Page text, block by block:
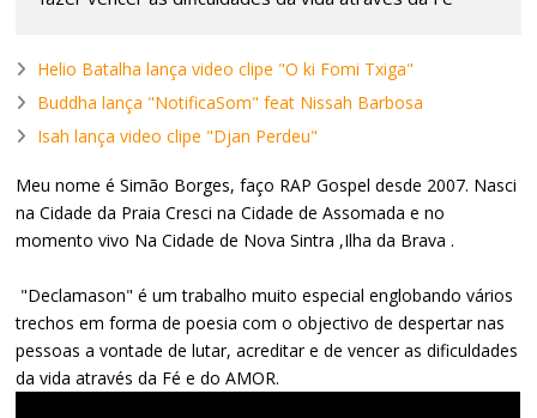
Helio Batalha lança video clipe "O ki Fomi Txiga"
Buddha lança "NotificaSom" feat Nissah Barbosa
Isah lança video clipe "Djan Perdeu"
Meu nome é Simão Borges, faço RAP Gospel desde 2007. Nasci
na Cidade da Praia Cresci na Cidade de Assomada e no
momento vivo Na Cidade de Nova Sintra ,Ilha da Brava .
"Declamason" é um trabalho muito especial englobando vários
trechos em forma de poesia com o objectivo de despertar nas
pessoas a vontade de lutar, acreditar e de vencer as dificuldades
da vida através da Fé e do AMOR.